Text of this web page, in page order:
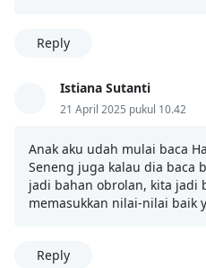
Reply
Istiana Sutanti
21 April 2025 pukul 10.42
Anak aku udah mulai baca
Seneng juga kalau dia baca
jadi bahan obrolan, kita jadi
memasukkan nilai-nilai baik
Reply